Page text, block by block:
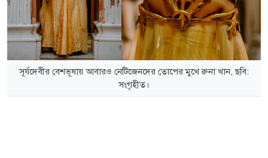
সূর্যদেবীর বেশভূষায় আবারও নেটিজেনদের তোপের মুখে রুনা খান, ছবি:
সংগৃহীত।